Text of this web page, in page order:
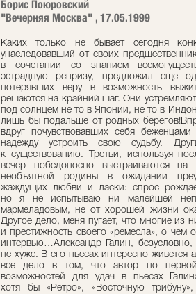
Борис Поюровский
"Вечерняя Москва" , 17.05.1999
Каких только не бывает сегодня
унаследовавший от своих
в сочетании со знанием
эстрадную репризу, предложил еще
потерявших веру в возможность
решаются на крайний шаг. Они
под солнцем не то в Японии, не то в
лишь бы подальше от родных
вдруг почувствовавших себя
надежду устроить свою судьбу.
к существованию. Третьи, используя
вечер победоносно выстраиваются
необъятной родины в ожидании
жаждущих любви и ласки: спрос
но я не испытываю ни малейшей
мармеладовым, не от хорошей жизни
Другое дело, меня пугает, что многие из
и престижность своего «ремесла», о чем
интервью…Александр Галин,
не хуже. В его пьесах интересно живется
все дело в том, что автор по
возможностей для удач в пьесах
хотя бы «Ретро», «Восточную